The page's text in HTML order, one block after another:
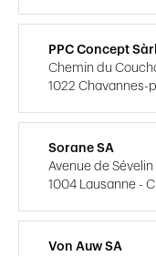
PPC Concept Sàrl
Chemin du
1022 Chavannes-
Sorane SA
Avenue de Sévelin
1004 Lausanne -
Von Auw SA